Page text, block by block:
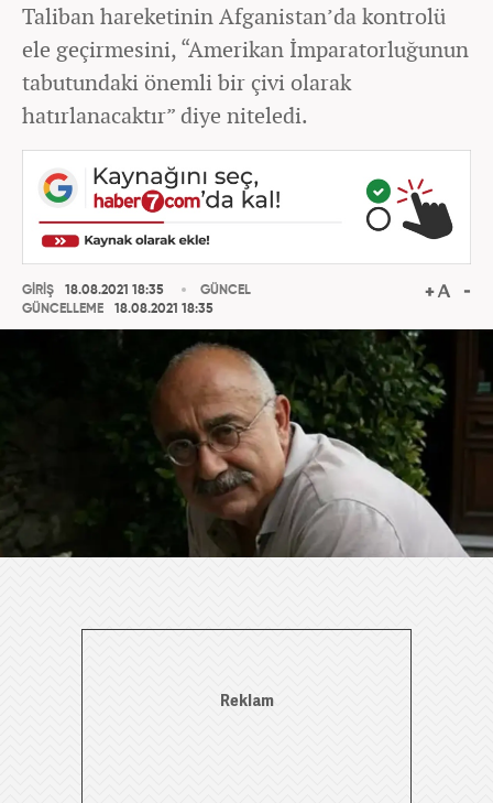
Taliban hareketinin Afganistan’da kontrolü
ele geçirmesini, “Amerikan İmparatorluğunun
tabutundaki önemli bir çivi olarak
hatırlanacaktır” diye niteledi.
GİRİŞ
18.08.2021 18:35
GÜNCELLEME
18.08.2021 18:35
GÜNCEL